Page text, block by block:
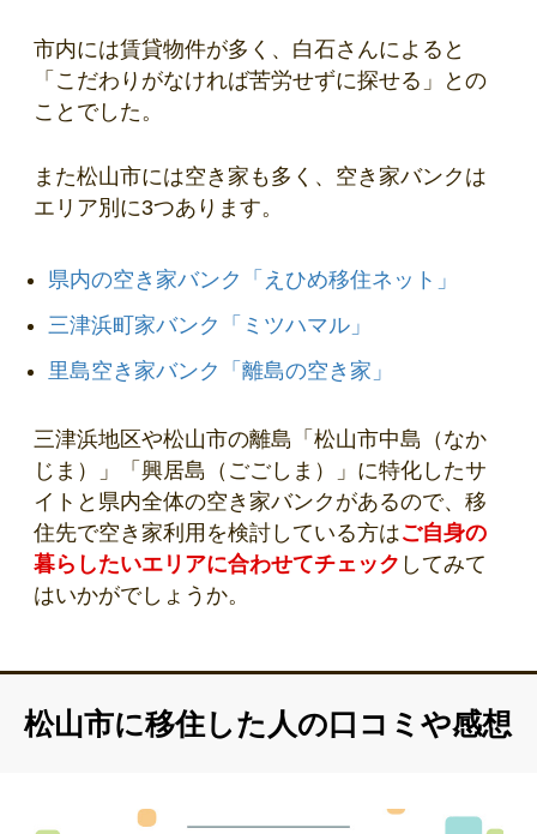
市内には賃貸物件が多く、白石さんによると
「こだわりがなければ苦労せずに探せる」との
ことでした。
また松山市には空き家も多く、空き家バンクは
エリア別に3つあります。
県内の空き家バンク「えひめ移住ネット」
三津浜町家バンク「ミツハマル」
里島空き家バンク「離島の空き家」
三津浜地区や松山市の離島「松山市中島（なか
じま）」「興居島（ごごしま）」に特化したサ
イトと県内全体の空き家バンクがあるので、移
住先で空き家利用を検討している方はご自身の
暮らしたいエリアに合わせてチェック してみて
はいかがでしょうか。
松山市に移住した人の口コミや感想